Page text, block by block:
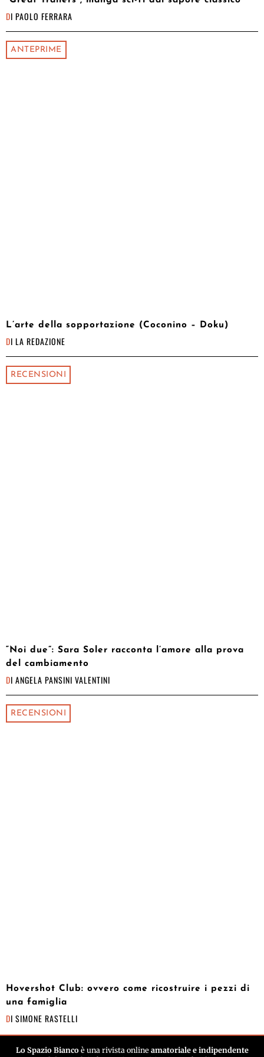
DI PAOLO FERRARA
ANTEPRIME
L’arte della sopportazione (Coconino – Doku)
DI LA REDAZIONE
RECENSIONI
“Noi due”: Sara Soler racconta l’amore alla prova
del cambiamento
DI ANGELA PANSINI VALENTINI
RECENSIONI
Hovershot Club: ovvero come ricostruire i pezzi di
una famiglia
DI SIMONE RASTELLI
Lo Spazio Biancoè una rivista online amatoriale e indipendente